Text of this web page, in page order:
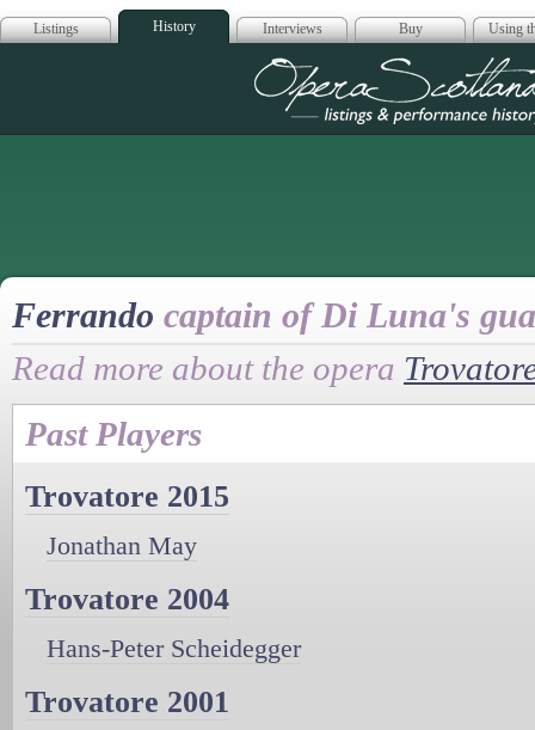
Listings History Interviews Buy Using
Opera
Ferrando captain of Di Luna's
Read more about the opera
Past Players
Trovatore 2015
Jonathan May
Trovatore 2004
Hans-Peter Scheidegger
Trovatore 2001